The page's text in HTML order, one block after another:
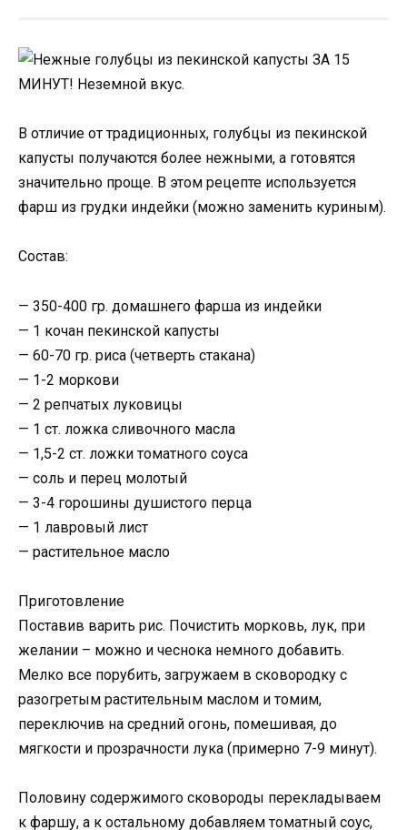
В отличие от традиционных, голубцы из пекинской
капусты получаются более нежными, а готовятся
значительно проще. В этом рецепте используется
фарш из грудки индейки (можно заменить куриным).
Состав:
— 350-400 гр. домашнего фарша из индейки
— 1 кочан пекинской капусты
— 60-70 гр. риса (четверть стакана)
— 1-2 моркови
— 2 репчатых луковицы
— 1 ст. ложка сливочного масла
— 1,5-2 ст. ложки томатного соуса
— соль и перец молотый
— 3-4 горошины душистого перца
— 1 лавровый лист
— растительное масло
Приготовление
Поставив варить рис. Почистить морковь, лук, при
желании – можно и чеснока немного добавить.
Мелко все порубить, загружаем в сковородку с
разогретым растительным маслом и томим,
переключив на средний огонь, помешивая, до
мягкости и прозрачности лука (примерно 7-9 минут).
Половину содержимого сковороды перекладываем
к фаршу, а к остальному добавляем томатный соус,